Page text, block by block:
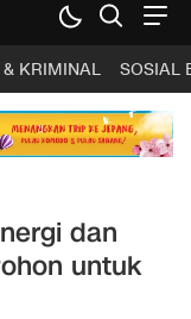
KRIMINAL SOSIAL
dan
untuk